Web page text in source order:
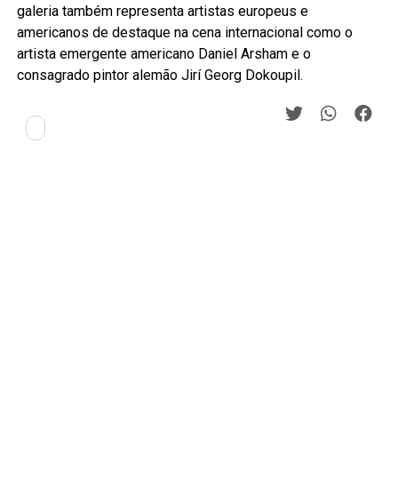
galeria também representa artistas europeus e
americanos de destaque na cena internacional como o
artista emergente americano Daniel Arsham e o
consagrado pintor alemão Jirí Georg Dokoupil.